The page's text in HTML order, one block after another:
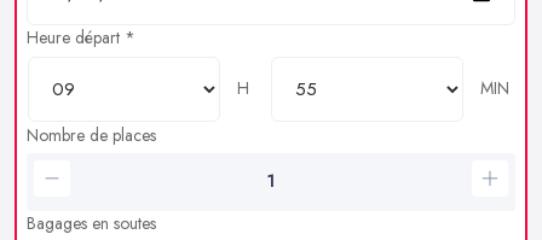
Heure départ *
H
MIN
Nombre de places
Bagages en soutes